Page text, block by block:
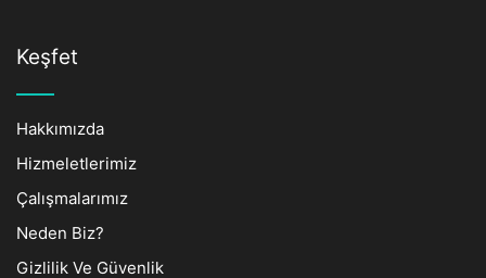
Keşfet
Hakkımızda
Hizmeletlerimiz
Çalışmalarımız
Neden Biz?
Gizlilik Ve Güvenlik